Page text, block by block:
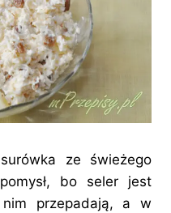
ze świeżego
bo seler jest
przepadają, a w